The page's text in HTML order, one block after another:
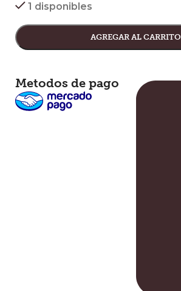
1 disponibles
AGREGAR AL CARRITO
Metodos de pago